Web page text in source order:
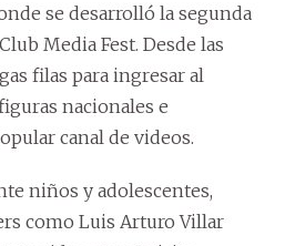
se desarrolló la segunda
Media Fest. Desde las
filas para ingresar al
nacionales e
canal de videos.
niños y adolescentes,
como Luis Arturo Villar